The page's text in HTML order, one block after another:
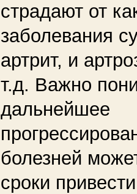
страдают от
заболевания
артрит, и
т.д. Важно
дальнейшее
болезней
сроки